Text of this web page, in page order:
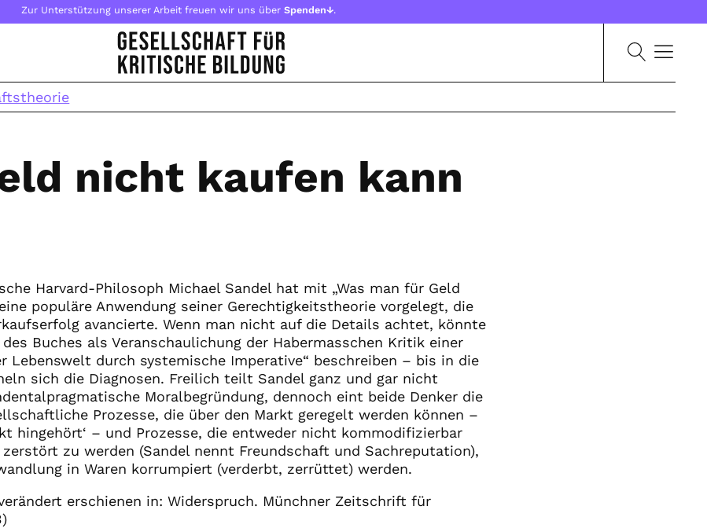
Zur Unterstützung unserer Arbeit freuen wir uns über Spenden↓.
nicht kaufen kann
Harvard-Philosoph Michael Sandel hat mit „Was man für Geld
populäre Anwendung seiner Gerechtigkeitstheorie vorgelegt, die
avancierte. Wenn man nicht auf die Details achtet, könnte
Buches als Veranschaulichung der Habermasschen Kritik einer
Lebenswelt durch systemische Imperative“ beschreiben – bis in die
sich die Diagnosen. Freilich teilt Sandel ganz und gar nicht
Moralbegründung, dennoch eint beide Denker die
Prozesse, die über den Markt geregelt werden können –
hingehört‘ – und Prozesse, die entweder nicht kommodifizierbar
zu werden (Sandel nennt Freundschaft und Sachreputation),
in Waren korrumpiert (verderbt, zerrüttet) werden.
erschienen in: Widerspruch. Münchner Zeitschrift für